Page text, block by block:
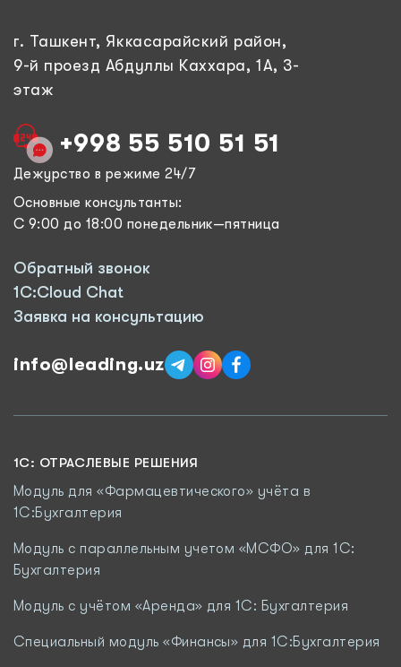
г. Ташкент, Яккасарайский район,
9-й проезд Абдуллы Каххара, 1А, 3-
этаж
+998 55 510 51 51
Дежурство в режиме 24/7
Основные консультанты:
С 9:00 до 18:00 понедельник—пятница
Обратный звонок
1C:Cloud Chat
Заявка на консультацию
info@leading.uz
1C: ОТРАСЛЕВЫЕ РЕШЕНИЯ
Модуль для «Фармацевтического» учёта в
1С:Бухгалтерия
Модуль с параллельным учетом «МСФО» для 1С:
Бухгалтерия
Модуль с учётом «Аренда» для 1С: Бухгалтерия
Специальный модуль «Финансы» для 1С:Бухгалтерия